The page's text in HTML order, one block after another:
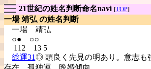
21世紀の姓名判断命名navi [TOP]
一場 靖弘 の姓名判断
一場 靖弘
○● ○○
112 13 5
総運31◎ 頭良く先見の明あり。意志も
存在。孤独運。晩婚傾向。